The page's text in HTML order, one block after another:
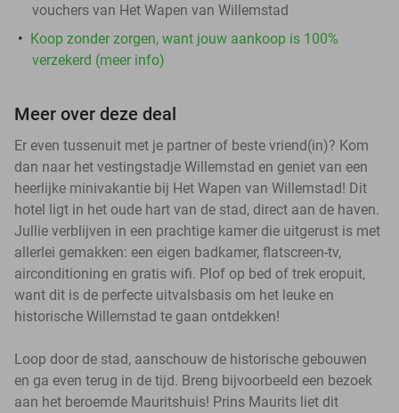
vouchers van Het Wapen van Willemstad
Koop zonder zorgen, want jouw aankoop is 100%
verzekerd (meer info)
Meer over deze deal
Er even tussenuit met je partner of beste vriend(in)? Kom
dan naar het vestingstadje Willemstad en geniet van een
heerlijke minivakantie bij Het Wapen van Willemstad! Dit
hotel ligt in het oude hart van de stad, direct aan de haven.
Jullie verblijven in een prachtige kamer die uitgerust is met
allerlei gemakken: een eigen badkamer, flatscreen-tv,
airconditioning en gratis wifi. Plof op bed of trek eropuit,
want dit is de perfecte uitvalsbasis om het leuke en
historische Willemstad te gaan ontdekken!
Loop door de stad, aanschouw de historische gebouwen
en ga even terug in de tijd. Breng bijvoorbeeld een bezoek
aan het beroemde Mauritshuis! Prins Maurits liet dit